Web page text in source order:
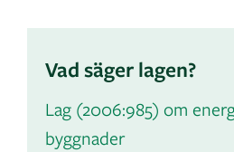
Vad säger lagen?
Lag (2006:985) om
byggnader